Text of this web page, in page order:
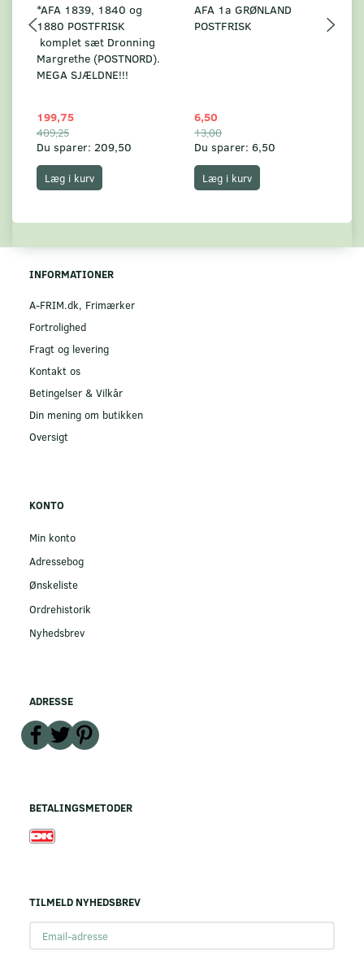
*AFA 1839, 1840 og
1880 POSTFRISK
komplet sæt Dronning
Margrethe (POSTNORD).
MEGA SJÆLDNE!!!
199,75
409,25
Du sparer: 209,50
Læg i kurv
AFA 1a GRØNLAND
POSTFRISK
6,50
13,00
Du sparer: 6,50
Læg i kurv
INFORMATIONER
A-FRIM.dk, Frimærker
Fortrolighed
Fragt og levering
Kontakt os
Betingelser & Vilkår
Din mening om butikken
Oversigt
KONTO
Min konto
Adressebog
Ønskeliste
Ordrehistorik
Nyhedsbrev
ADRESSE
BETALINGSMETODER
TILMELD NYHEDSBREV
adresse